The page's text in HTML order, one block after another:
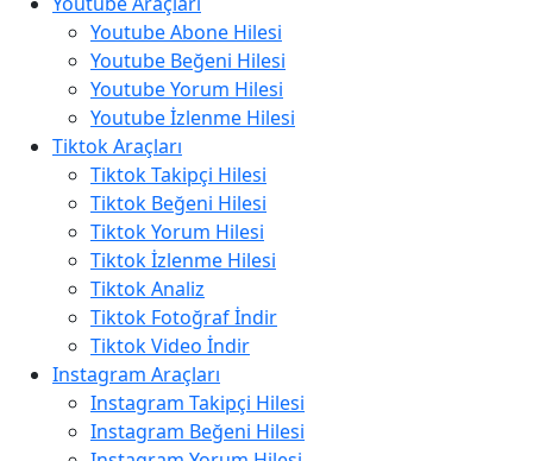
Youtube Abone Hilesi
Youtube Beğeni Hilesi
Youtube Yorum Hilesi
Youtube İzlenme Hilesi
Tiktok Araçları
Tiktok Takipçi Hilesi
Tiktok Beğeni Hilesi
Tiktok Yorum Hilesi
Tiktok İzlenme Hilesi
Tiktok Analiz
Tiktok Fotoğraf İndir
Tiktok Video İndir
Instagram Araçları
Instagram Takipçi Hilesi
Instagram Beğeni Hilesi